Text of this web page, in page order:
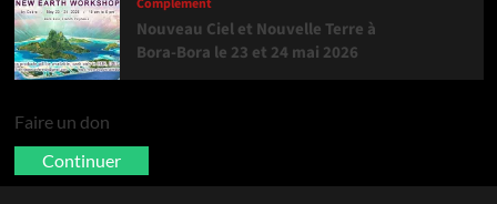
Complément
Nouveau Ciel et Nouvelle Terre à
Bora-Bora le 23 et 24 mai 2026
Faire un don
Continuer